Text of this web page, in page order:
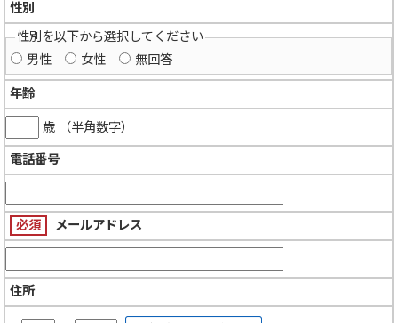
性別
性別を以下から選択してください
男性
女性 無回答
年齢
歳 （半角数字）
電話番号
必須 メールアドレス
住所